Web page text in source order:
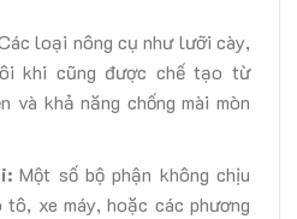
loại nông cụ như lưỡi cày,
khi cũng được chế tạo từ
và khả năng chống mài mòn
Một số bộ phận không chịu
xe máy, hoặc các phương